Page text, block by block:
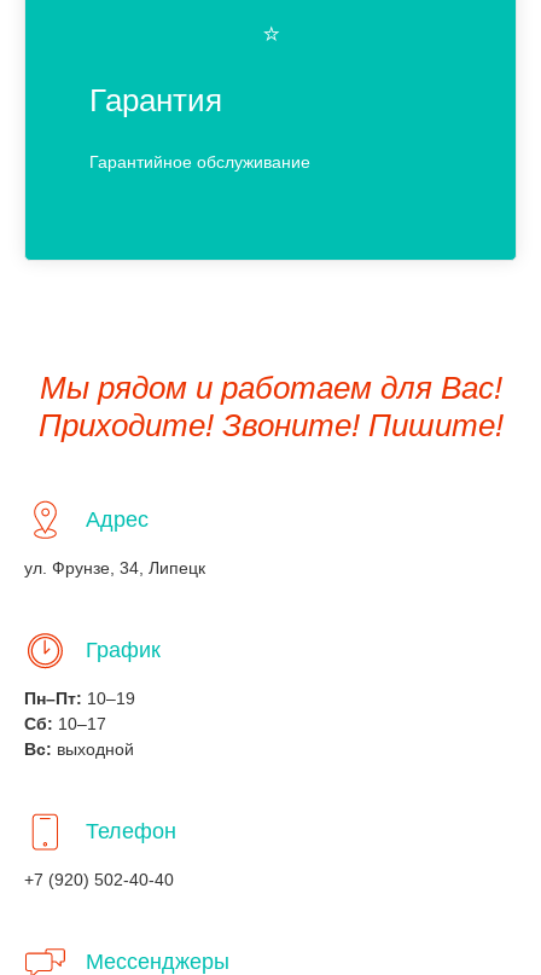
⭐️
Гарантия
Гарантийное обслуживание
Мы рядом и работаем для Вас!
Приходите! Звоните! Пишите!
Адрес
ул. Фрунзе, 34, Липецк
График
Пн–Пт: 10–19
Сб: 10–17
Вс: выходной
Телефон
+7 (920) 502-40-40
Мессенджеры